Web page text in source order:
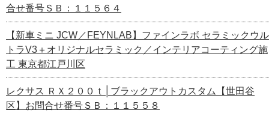
合せ番号ＳＢ：１１５６４
【新車ミニ JCW／FEYNLAB】ファインラボ セラミックウル
トラV3＋オリジナルセラミック／インテリアコーティング施
工 東京都江戸川区
レクサス ＲＸ２００ｔ│ブラックアウトカスタム【世田谷
区】お問合せ番号ＳＢ：１１５５８